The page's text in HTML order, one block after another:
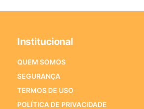
Institucional
QUEM SOMOS
SEGURANÇA
TERMOS DE USO
POLÍTICA DE PRIVACIDADE